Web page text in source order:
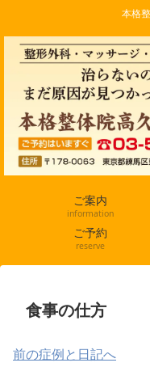
本格
ご案内
information
ご予約
reserve
食事の仕方
前の症例と日記へ